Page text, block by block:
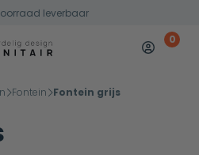
leverbaar
Mijn 0
Fontein Fontein grijs